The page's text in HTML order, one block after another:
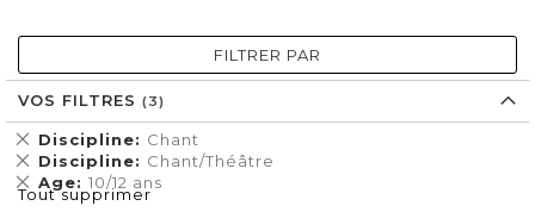
FILTRER PAR
VOS FILTRES
Discipline Chant
Supprimer
cet
Élément
Discipline Chant/Théâtre
Supprimer
cet
Élément
Age 10/12 ans
Supprimer
cet
Tout supprimer